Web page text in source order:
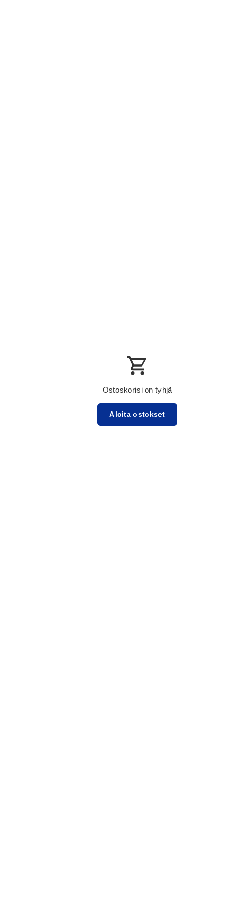
Ostoskorisi on tyhjä
Aloita ostokset